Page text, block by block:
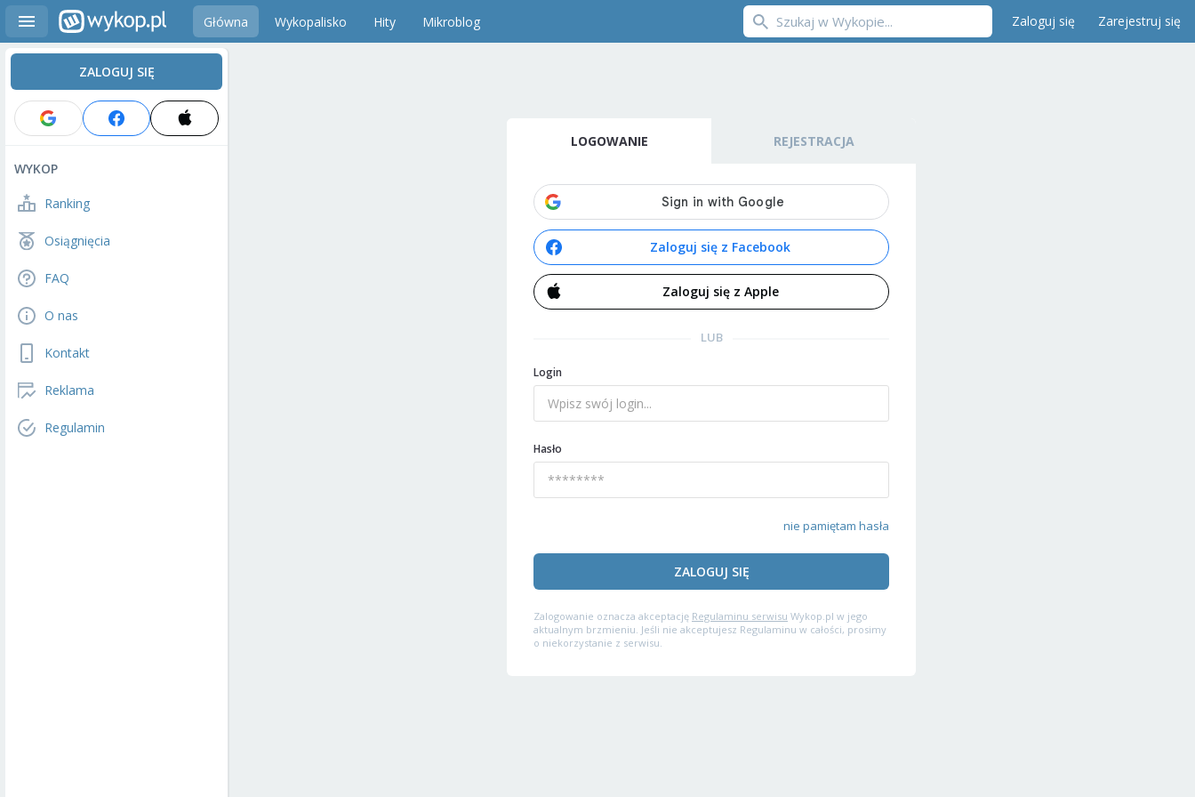
Główna Wykopalisko Hity Mikroblog Zaloguj się Zarejestruj się
ZALOGUJ SIĘ
WYKOP
Ranking
Osiągnięcia
FAQ
O nas
Kontakt
Reklama
Regulamin
LOGOWANIE REJESTRACJA
Zaloguj się z Facebook
Zaloguj się z Apple
LUB
Login
Hasło
nie pamiętam hasła
ZALOGUJ SIĘ
Zalogowanie oznacza akceptację Regulaminu serwisu Wykop.pl w jego
aktualnym brzmieniu. Jeśli nie akceptujesz Regulaminu w całości, prosimy
o niekorzystanie z serwisu.